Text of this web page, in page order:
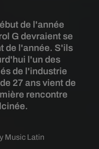
de l'année
G devraient se
de l'année. S'ils
l'un des
de l'industrie
27 ans vient de
rencontre
Music Latin